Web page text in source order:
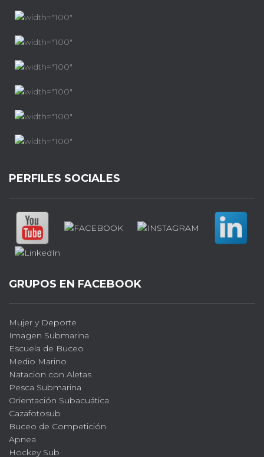
PERFILES SOCIALES
GRUPOS EN FACEBOOK
Mujer y Deporte
Imagen Submarina
Escuela de Buceo
Medio Marino
Natacion con Aletas
Pesca Submarina
Orientación Subacuática
Cazafotosub
Buceo de Competición
Apnea
Hockey Sub